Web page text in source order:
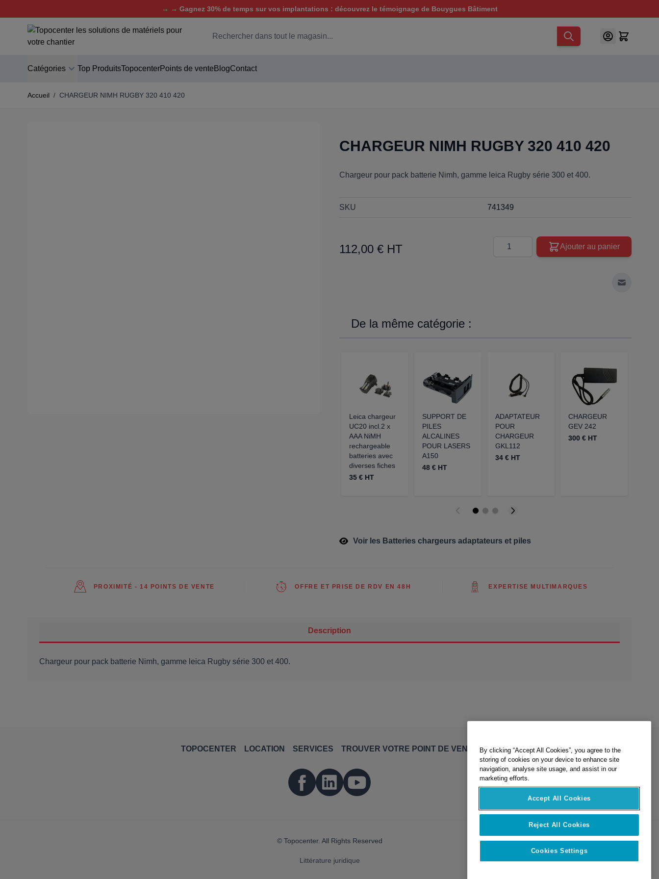
→ → Gagnez 30% de temps sur vos implantations : découvrez le témoignage de Bouygues Bâtiment
Aller au contenu
Chercher
Catégories Top ProduitsTopocenterPoints de vente BlogContact
Accueil / CHARGEUR NIMH RUGBY 320 410 420
CHARGEUR NIMH RUGBY 320 410 420
Chargeur pour pack batterie Nimh, gamme leica Rugby série 300 et 400.
SKU 741349
112,00 € HT
Quantité
Ajouter au panier
Envoyer à
De la même catégorie :
Leica chargeur
UC20 incl.2 x
AAA NiMH
rechargeable
batteries avec
diverses fiches
35 € HT
SUPPORT DE
PILES
ALCALINES
POUR LASERS
A150
48 € HT
ADAPTATEUR
POUR
CHARGEUR
GKL112
34 € HT
CHARGEUR
GEV 242
300 € HT
Voir les Batteries chargeurs adaptateurs et piles
PROXIMITÉ - 14 POINTS DE VENTE OFFRE ET PRISE DE RDV EN 48H EXPERTISE MULTIMARQUES
Description
Chargeur pour pack batterie Nimh, gamme leica Rugby série 300 et 400.
TOPOCENTER LOCATION SERVICES TROUVER VOTRE POINT DE VENTE
© Topocenter. All Rights Reserved
Littérature juridique
storing of cookies on your device to enhance site
navigation, analyse site usage, and assist in our
marketing efforts.